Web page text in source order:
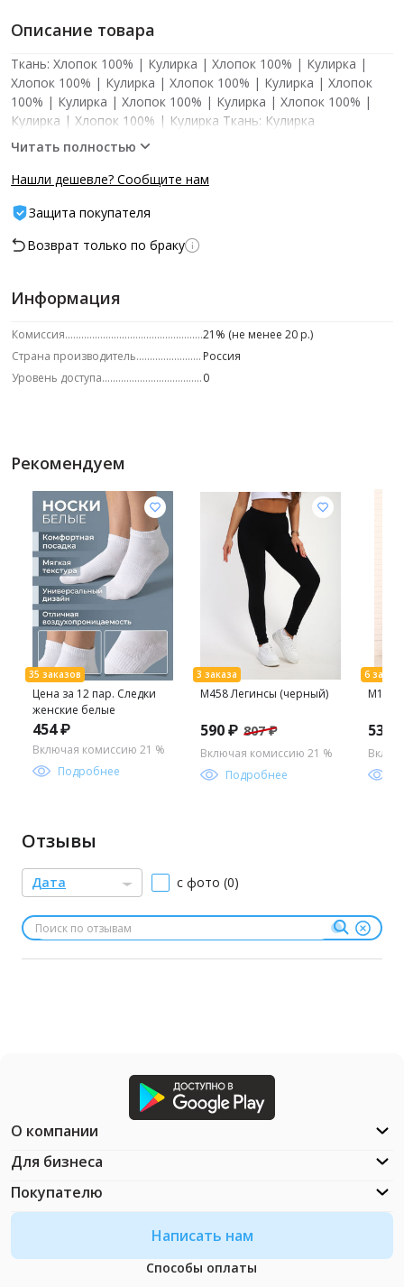
Описание товара
Ткань: Хлопок 100% | Кулирка | Хлопок 100% | Кулирка |
Хлопок 100% | Кулирка | Хлопок 100% | Кулирка | Хлопок
100% | Кулирка | Хлопок 100% | Кулирка | Хлопок 100% |
Кулирка | Хлопок 100% | Кулирка Ткань: Кулирка
Читать полностью
Нашли дешевле? Сообщите нам
Защита покупателя
Возврат только по браку
Информация
Комиссия
21% (не менее 20 р.)
Страна производитель
Россия
Уровень доступа
0
Рекомендуем
Цена за 12 пар. Следки
женские белые
454 ₽
Включая комиссию 21 %
Подробнее
М458 Легинсы (черный)
590 ₽ 807 ₽
Включая комиссию 21 %
Подробнее
М198
538
Отзывы
Дата с фото (0)
Написать нам
Способы оплаты
О компании
Для бизнеса
Покупателю